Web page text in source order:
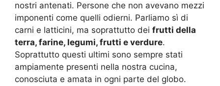
nostri antenati. Persone che non avevano mezzi
imponenti come quelli odierni. Parliamo sì di
carni e latticini, ma soprattutto dei frutti della
terra, farine, legumi, frutti e verdure.
Soprattutto questi ultimi sono sempre stati
ampiamente presenti nella nostra cucina,
conosciuta e amata in ogni parte del globo.